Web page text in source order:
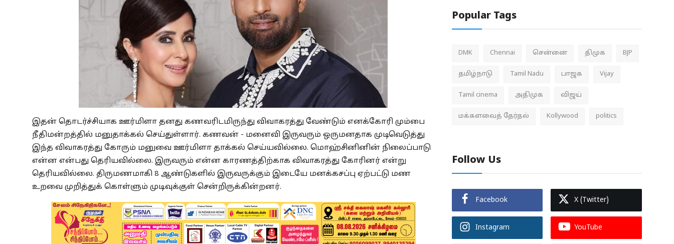
இதன் தொடர்ச்சியாக ஊர்மிளா தனது கணவரிடமிருந்து விவாகரத்து வேண்டும் எனக்கோரி மும்பை
நீதிமன்றத்தில் மனுதாக்கல் செய்துள்ளார். கணவன் - மனைவி இருவரும் ஒருமனதாக முடிவெடுத்து
இந்த விவாகரத்து கோரும் மனுவை ஊர்மிளா தாக்கல் செய்யவில்லை. மொஹ்சினினின் நிலைப்பாடு
என்ன என்பது தெரியவில்லை. இருவரும் என்ன காரணத்திற்காக விவாகரத்து கோரினர் என்று
தெரியவில்லை. திருமணமாகி 8 ஆண்டுகளில் இருவருக்கும் இடையே மனக்கசப்பு ஏற்பட்டு மண
உறவை முறித்துக் கொள்ளும் முடிவுக்குள் சென்றிருக்கின்றனர்.
Popular Tags
DMK Chennai சென்னை திமுக BJP
தமிழ்நாடு Tamil Nadu பாஜக Vijay
Tamil cinema அதிமுக விஜய்
மக்களவைத் தேர்தல் Kollywood politics
Follow Us
Facebook X (Twitter)
Instagram YouTube